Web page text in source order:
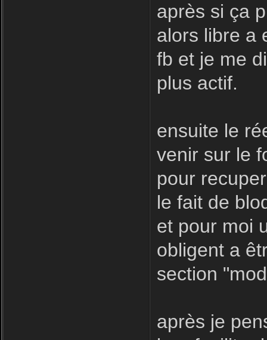
après si ça
alors libre a
fb et je me
plus actif.
ensuite le
venir sur le
pour
le fait de
et pour moi
obligent a
section
après je